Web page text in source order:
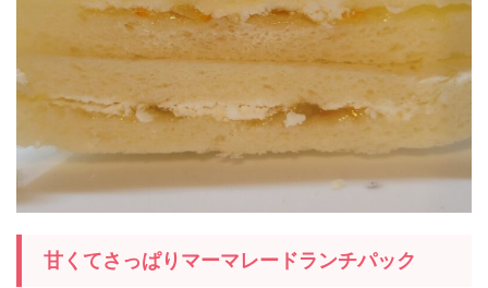
甘くてさっぱりマーマレードランチパック